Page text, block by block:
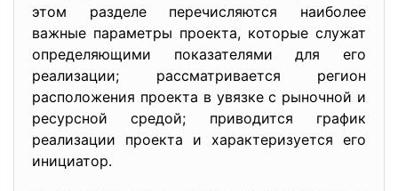
этом разделе перечисляются наиболее
важные параметры проекта, которые служат
определяющими показателями для его
реализации; рассматривается регион
расположения проекта в увязке с рыночной и
ресурсной средой; приводится график
реализации проекта и характеризуется его
инициатор.